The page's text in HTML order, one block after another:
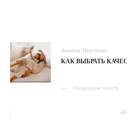
Дозвілля Шоу-бізнес
КАК ВЫБРАТЬ
Предыдущая новость